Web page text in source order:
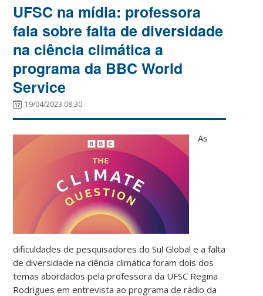
UFSC na mídia: professora
fala sobre falta de diversidade
na ciência climática a
programa da BBC World
Service
19/04/2023 08:30
As
dificuldades de pesquisadores do Sul Global e a falta
de diversidade na ciência climática foram dois dos
temas abordados pela professora da UFSC Regina
Rodrigues em entrevista ao programa de rádio da